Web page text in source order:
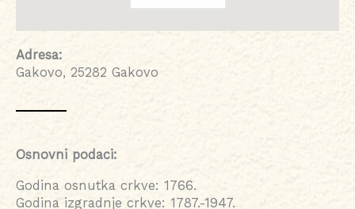
Adresa:
Gakovo, 25282 Gakovo
Osnovni podaci:
Godina osnutka crkve: 1766.
Godina izgradnje crkve: 1787.-1947.